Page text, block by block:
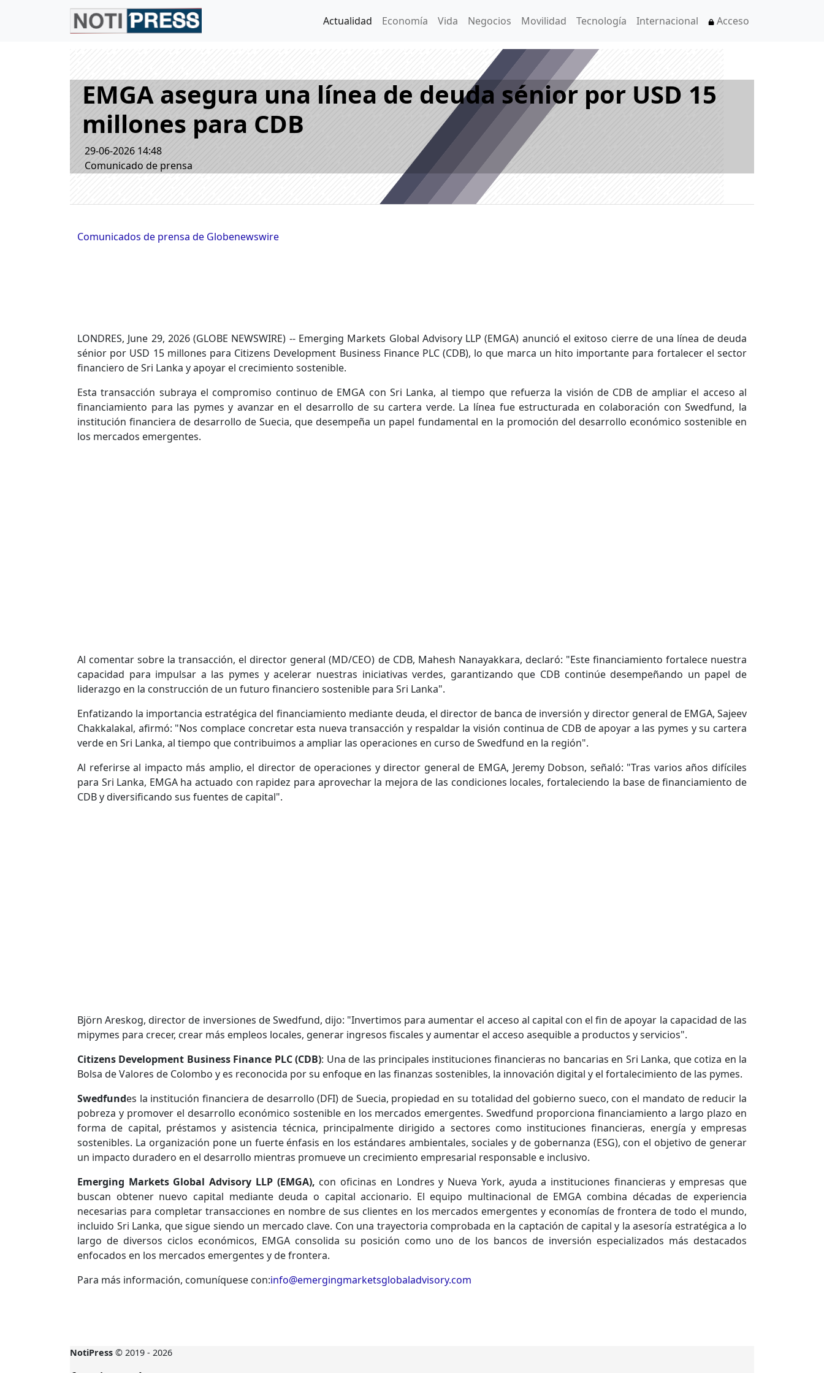
Actualidad Economía Vida Negocios Movilidad Tecnología Internacional Acceso
EMGA asegura una línea de deuda sénior por USD 15
millones para CDB
29-06-2026 14:48
Comunicado de prensa
Comunicados de prensa de Globenewswire
LONDRES, June 29, 2026 (GLOBE NEWSWIRE) -- Emerging Markets Global Advisory LLP (EMGA) anunció el exitoso cierre de una línea de deuda
sénior por USD 15 millones para Citizens Development Business Finance PLC (CDB), lo que marca un hito importante para fortalecer el sector
financiero de Sri Lanka y apoyar el crecimiento sostenible.
Esta transacción subraya el compromiso continuo de EMGA con Sri Lanka, al tiempo que refuerza la visión de CDB de ampliar el acceso al
financiamiento para las pymes y avanzar en el desarrollo de su cartera verde. La línea fue estructurada en colaboración con Swedfund, la
institución financiera de desarrollo de Suecia, que desempeña un papel fundamental en la promoción del desarrollo económico sostenible en
los mercados emergentes.
Al comentar sobre la transacción, el director general (MD/CEO) de CDB, Mahesh Nanayakkara, declaró: "Este financiamiento fortalece nuestra
capacidad para impulsar a las pymes y acelerar nuestras iniciativas verdes, garantizando que CDB continúe desempeñando un papel de
liderazgo en la construcción de un futuro financiero sostenible para Sri Lanka".
Enfatizando la importancia estratégica del financiamiento mediante deuda, el director de banca de inversión y director general de EMGA, Sajeev
Chakkalakal, afirmó: "Nos complace concretar esta nueva transacción y respaldar la visión continua de CDB de apoyar a las pymes y su cartera
verde en Sri Lanka, al tiempo que contribuimos a ampliar las operaciones en curso de Swedfund en la región".
Al referirse al impacto más amplio, el director de operaciones y director general de EMGA, Jeremy Dobson, señaló: "Tras varios años difíciles
para Sri Lanka, EMGA ha actuado con rapidez para aprovechar la mejora de las condiciones locales, fortaleciendo la base de financiamiento de
CDB y diversificando sus fuentes de capital".
Björn Areskog, director de inversiones de Swedfund, dijo: "Invertimos para aumentar el acceso al capital con el fin de apoyar la capacidad de las
mipymes para crecer, crear más empleos locales, generar ingresos fiscales y aumentar el acceso asequible a productos y servicios".
Citizens Development Business Finance PLC (CDB): Una de las principales instituciones financieras no bancarias en Sri Lanka, que cotiza en la
Bolsa de Valores de Colombo y es reconocida por su enfoque en las finanzas sostenibles, la innovación digital y el fortalecimiento de las pymes.
Swedfundes la institución financiera de desarrollo (DFI) de Suecia, propiedad en su totalidad del gobierno sueco, con el mandato de reducir la
pobreza y promover el desarrollo económico sostenible en los mercados emergentes. Swedfund proporciona financiamiento a largo plazo en
forma de capital, préstamos y asistencia técnica, principalmente dirigido a sectores como instituciones financieras, energía y empresas
sostenibles. La organización pone un fuerte énfasis en los estándares ambientales, sociales y de gobernanza (ESG), con el objetivo de generar
un impacto duradero en el desarrollo mientras promueve un crecimiento empresarial responsable e inclusivo.
Emerging Markets Global Advisory LLP (EMGA), con oficinas en Londres y Nueva York, ayuda a instituciones financieras y empresas que
buscan obtener nuevo capital mediante deuda o capital accionario. El equipo multinacional de EMGA combina décadas de experiencia
necesarias para completar transacciones en nombre de sus clientes en los mercados emergentes y economías de frontera de todo el mundo,
incluido Sri Lanka, que sigue siendo un mercado clave. Con una trayectoria comprobada en la captación de capital y la asesoría estratégica a lo
largo de diversos ciclos económicos, EMGA consolida su posición como uno de los bancos de inversión especializados más destacados
enfocados en los mercados emergentes y de frontera.
Para más información, comuníquese con:info@emergingmarketsglobaladvisory.com
NotiPress © 2019 - 2026